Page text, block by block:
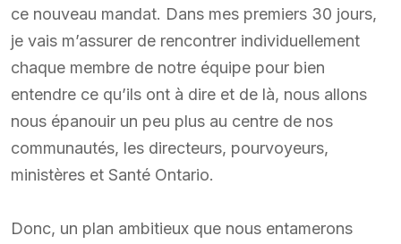
ce nouveau mandat. Dans mes premiers 30 jours,
je vais m’assurer de rencontrer individuellement
chaque membre de notre équipe pour bien
entendre ce qu’ils ont à dire et de là, nous allons
nous épanouir un peu plus au centre de nos
communautés, les directeurs, pourvoyeurs,
ministères et Santé Ontario.
Donc, un plan ambitieux que nous entamerons